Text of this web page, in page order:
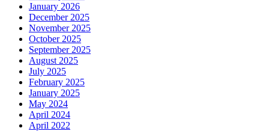
January 2026
December 2025
November 2025
October 2025
September 2025
August 2025
July 2025
February 2025
January 2025
May 2024
April 2024
April 2022